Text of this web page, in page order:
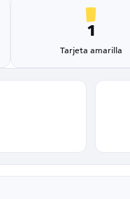
1
Tarjeta amarilla